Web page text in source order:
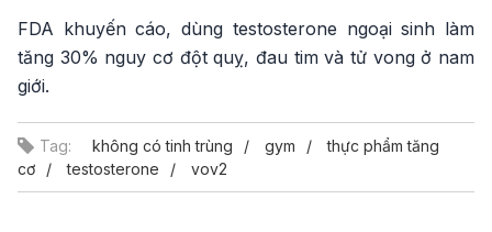
FDA khuyến cáo, dùng testosterone ngoại sinh làm
tăng 30% nguy cơ đột quỵ, đau tim và tử vong ở nam
giới.
Tag: không có tinh trùng gym
thực phẩm tăng
cơ
testosterone vov2